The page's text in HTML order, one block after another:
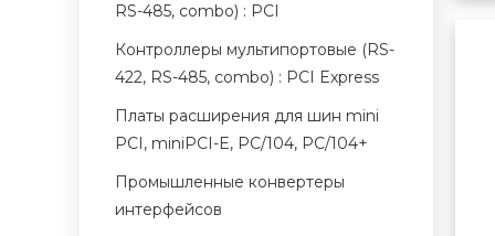
RS-485, combo) : PCI
Контроллеры мультипортовые (RS-
422, RS-485, combo) : PCI Express
Платы расширения для шин mini
PCI, miniPCI-E, PC/104, PC/104+
Промышленные конвертеры
интерфейсов